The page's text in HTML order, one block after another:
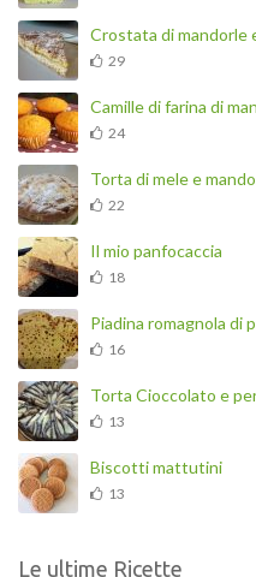
Crostata di mandorle
29
Camille di farina di
24
Torta di mele e
22
Il mio panfocaccia
18
Piadina romagnola di
16
Torta Cioccolato e
13
Biscotti mattutini
13
Le ultime Ricette